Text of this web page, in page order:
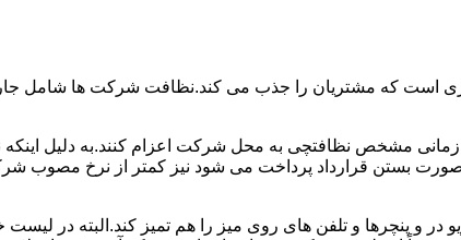
است که مشتریان را جذب می کند.نظافت شرکت ها شامل
زمانی مشخص نظافتچی به محل شرکت اعزام کنند.به دلیل
در صورت بستن قرارداد پرداخت می شود نیز کمتر از نرخ
در و پنچرها و تلفن های روی میز را هم تمیز کند.البته در